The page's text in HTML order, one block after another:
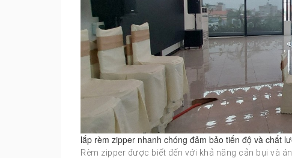
lắp rèm zipper nhanh chóng đảm bảo tiến độ và chất
Rèm zipper được biết đến với khả năng cản bụi và